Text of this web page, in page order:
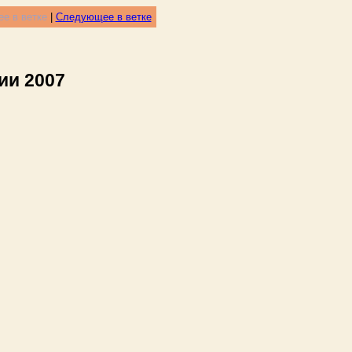
в ветке| Следующее в ветке
2007